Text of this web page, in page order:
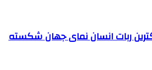
ربات انسان نمای جهان شکسته